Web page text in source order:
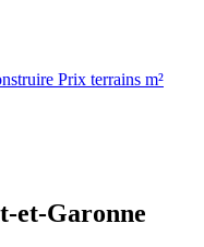
Prix terrains m²
et-Garonne